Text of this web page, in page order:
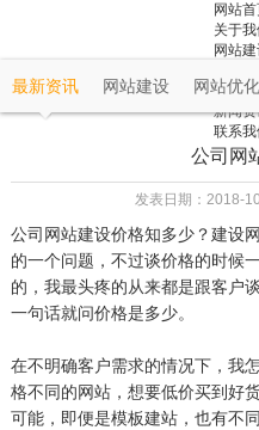
网站
关于我
网站
解决方
新闻
联系我
最新资讯 网站建设 网站优化
公司网
发表日期：2018-
公司网站建设价格知多少？建设
的一个问题，不过谈价格的时候
的，我最头疼的从来都是跟客户
一句话就问价格是多少。
在不明确客户需求的情况下，我
格不同的网站，想要低价买到好
可能，即便是模板建站，也有不